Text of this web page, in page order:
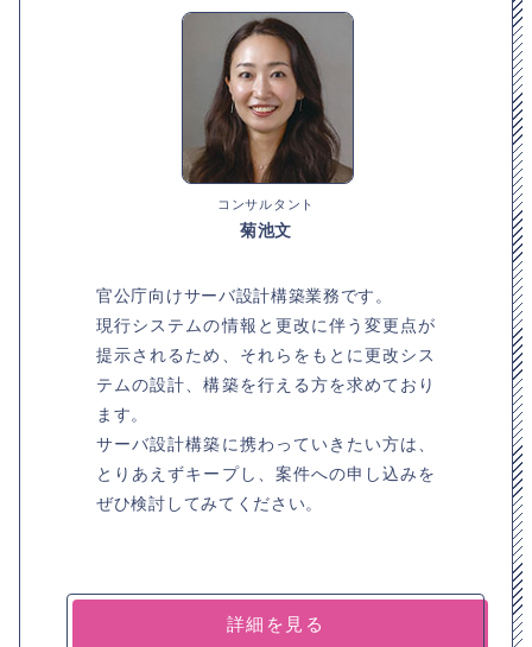
コンサルタント
菊池文
官公庁向けサーバ設計構築業務です。
現行システムの情報と更改に伴う変更点が
提示されるため、それらをもとに更改シス
テムの設計、構築を行える方を求めており
ます。
サーバ設計構築に携わっていきたい方は、
とりあえずキープし、案件への申し込みを
ぜひ検討してみてください。
詳細を見る